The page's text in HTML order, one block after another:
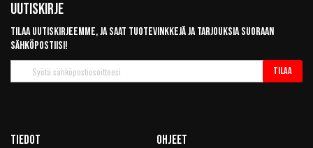
Uutiskirje
Tilaa uutiskirjeemme, ja saat tuotevinkkejä ja tarjouksia suoraan
sähköpostiisi!
uutiskirje
Tilaa
Tiedot Ohjeet